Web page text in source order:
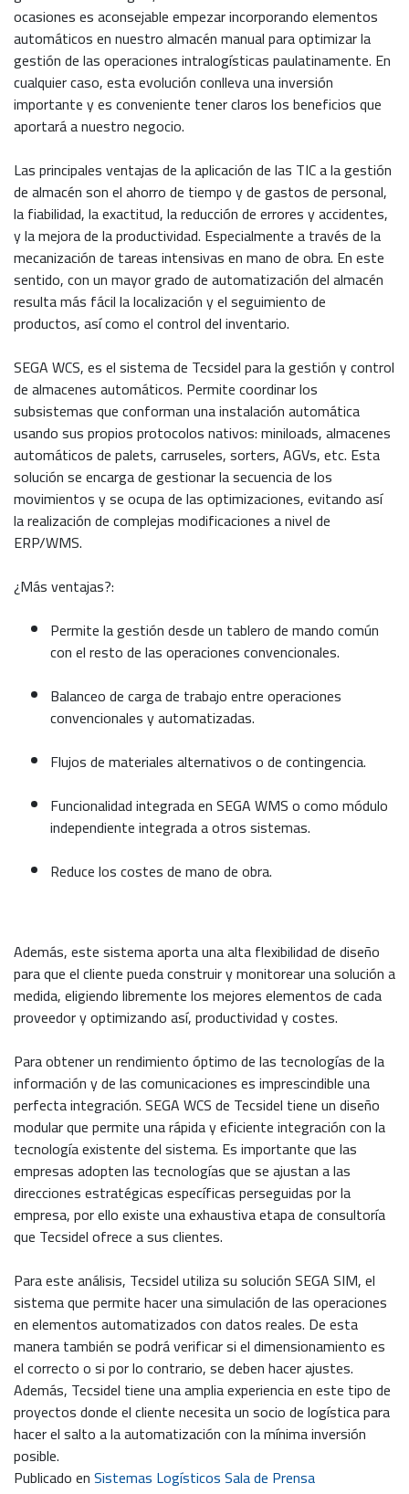
ocasiones es aconsejable empezar incorporando elementos
automáticos en nuestro almacén manual para optimizar la
gestión de las operaciones intralogísticas paulatinamente. En
cualquier caso, esta evolución conlleva una inversión
importante y es conveniente tener claros los beneficios que
aportará a nuestro negocio.
Las principales ventajas de la aplicación de las TIC a la gestión
de almacén son el ahorro de tiempo y de gastos de personal,
la fiabilidad, la exactitud, la reducción de errores y accidentes,
y la mejora de la productividad. Especialmente a través de la
mecanización de tareas intensivas en mano de obra. En este
sentido, con un mayor grado de automatización del almacén
resulta más fácil la localización y el seguimiento de
productos, así como el control del inventario.
SEGA WCS, es el sistema de Tecsidel para la gestión y control
de almacenes automáticos. Permite coordinar los
subsistemas que conforman una instalación automática
usando sus propios protocolos nativos: miniloads, almacenes
automáticos de palets, carruseles, sorters, AGVs, etc. Esta
solución se encarga de gestionar la secuencia de los
movimientos y se ocupa de las optimizaciones, evitando así
la realización de complejas modificaciones a nivel de
ERP/WMS.
¿Más ventajas?:
Permite la gestión desde un tablero de mando común
con el resto de las operaciones convencionales.
Balanceo de carga de trabajo entre operaciones
convencionales y automatizadas.
Flujos de materiales alternativos o de contingencia.
Funcionalidad integrada en SEGA WMS o como módulo
independiente integrada a otros sistemas.
Reduce los costes de mano de obra.
Además, este sistema aporta una alta flexibilidad de diseño
para que el cliente pueda construir y monitorear una solución a
medida, eligiendo libremente los mejores elementos de cada
proveedor y optimizando así, productividad y costes.
Para obtener un rendimiento óptimo de las tecnologías de la
información y de las comunicaciones es imprescindible una
perfecta integración. SEGA WCS de Tecsidel tiene un diseño
modular que permite una rápida y eficiente integración con la
tecnología existente del sistema. Es importante que las
empresas adopten las tecnologías que se ajustan a las
direcciones estratégicas específicas perseguidas por la
empresa, por ello existe una exhaustiva etapa de consultoría
que Tecsidel ofrece a sus clientes.
Para este análisis, Tecsidel utiliza su solución SEGA SIM, el
sistema que permite hacer una simulación de las operaciones
en elementos automatizados con datos reales. De esta
manera también se podrá verificar si el dimensionamiento es
el correcto o si por lo contrario, se deben hacer ajustes.
Además, Tecsidel tiene una amplia experiencia en este tipo de
proyectos donde el cliente necesita un socio de logística para
hacer el salto a la automatización con la mínima inversión
posible.
Publicado enSistemas Logísticos Sala de Prensa